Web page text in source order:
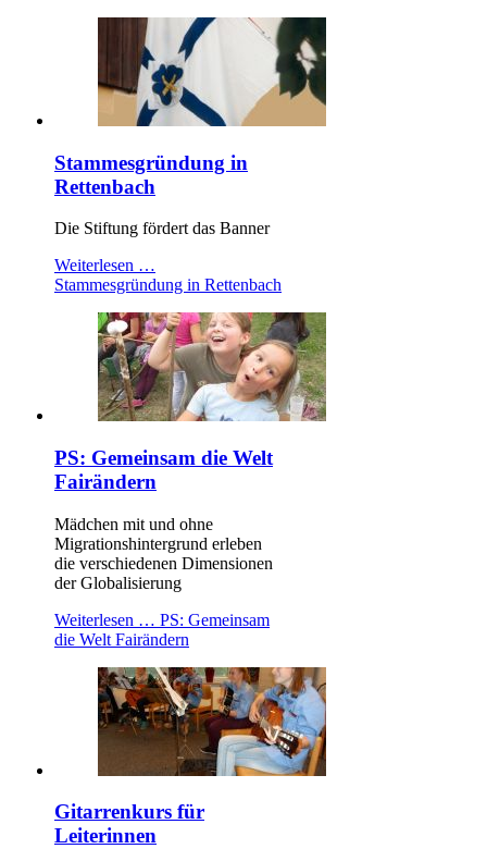
Stammesgründung in
Rettenbach
Die Stiftung fördert das Banner
Weiterlesen …
Stammesgründung in Rettenbach
PS: Gemeinsam die Welt
Fairändern
Mädchen mit und ohne
Migrationshintergrund erleben
die verschiedenen Dimensionen
der Globalisierung
Weiterlesen … PS: Gemeinsam
die Welt Fairändern
Gitarrenkurs für
Leiterinnen